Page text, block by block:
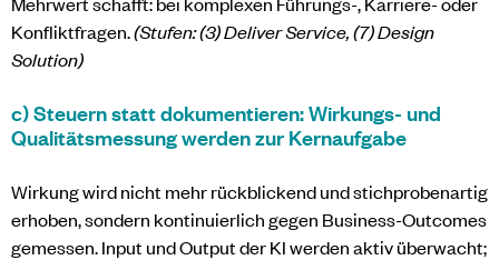
Konfliktfragen.(Stufen: (3) Deliver Service, (7) Design
Solution)
c) Steuern statt dokumentieren: Wirkungs- und
Qualitätsmessung werden zur Kernaufgabe
Wirkung wird nicht mehr rückblickend und stichprobenartig
erhoben, sondern kontinuierlich gegen Business-Outcomes
gemessen. Input und Output der KI werden aktiv überwacht;